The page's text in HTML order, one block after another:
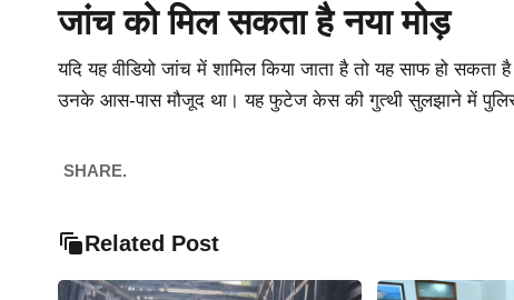
जांच को मिल सकता है नया मोड़
यदि यह वीडियो जांच में शामिल किया जाता है तो यह साफ हो
उनके आस-पास मौजूद था। यह फुटेज केस की गुत्थी सुलझाने में पुलिस
SHARE.
Related Post